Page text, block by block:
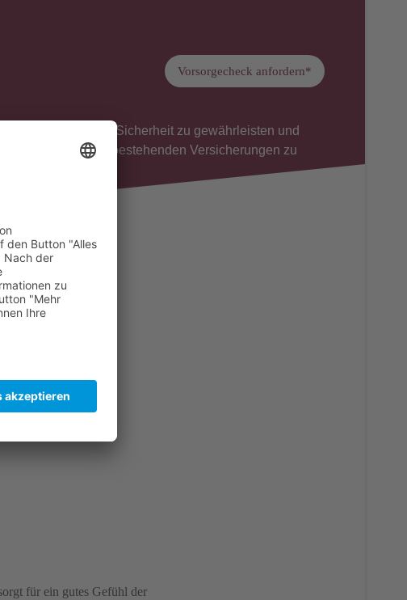
Vorsorgecheck anfordern*
um finanzielle Sicherheit zu gewährleisten und
regelmäßig die bestehenden Versicherungen zu
für ein gutes Gefühl der